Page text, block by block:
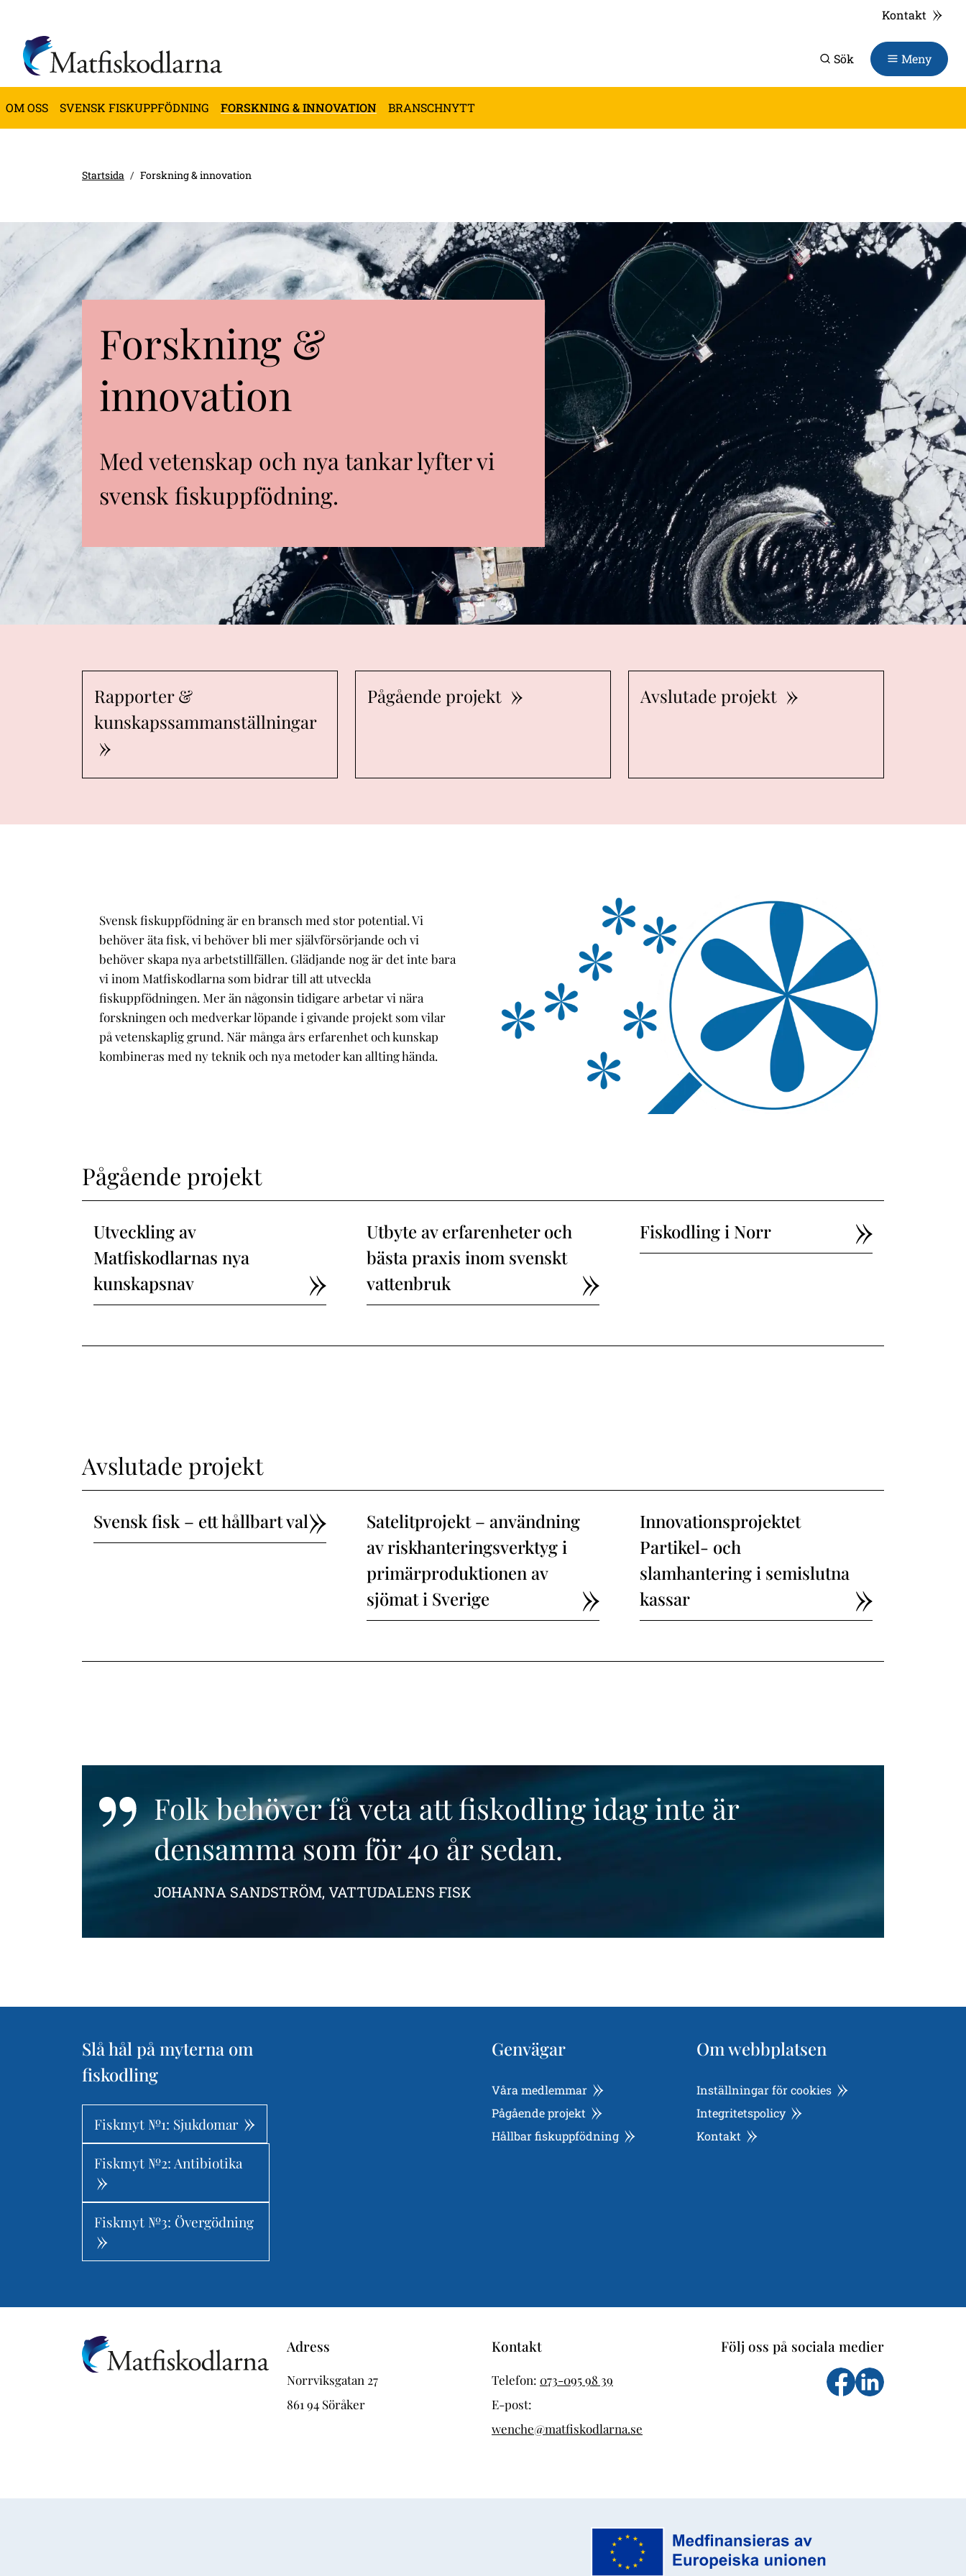
Kontakt
OM OSS SVENSK FISKUPPFÖDNING FORSKNING & INNOVATION BRANSCHNYTT
Sök Meny
Startsida Forskning & innovation
Forskning &
innovation
Med vetenskap och nya tankar lyfter vi
svensk fiskuppfödning.
Rapporter &
kunskapssammanställningar
Pågående projekt Avslutade projekt
Svensk fiskuppfödning är en bransch med stor potential. Vi
behöver äta fisk, vi behöver bli mer självförsörjande och vi
behöver skapa nya arbetstillfällen. Glädjande nog är det inte bara
vi inom Matfiskodlarna som bidrar till att utveckla
fiskuppfödningen. Mer än någonsin tidigare arbetar vi nära
forskningen och medverkar löpande i givande projekt som vilar
på vetenskaplig grund. När många års erfarenhet och kunskap
kombineras med ny teknik och nya metoder kan allting hända.
Pågående projekt
Utveckling av
Matfiskodlarnas nya
kunskapsnav
Utbyte av erfarenheter och
bästa praxis inom svenskt
vattenbruk
Fiskodling i Norr
Avslutade projekt
Svensk fisk – ett hållbart val
Satelitprojekt – användning
av riskhanteringsverktyg i
primärproduktionen av
sjömat i Sverige
Innovationsprojektet
Partikel- och
slamhantering i semislutna
kassar
Folk behöver få veta att fiskodling idag inte är
densamma som för 40 år sedan.
JOHANNA SANDSTRÖM, VATTUDALENS FISK
Slå hål på myterna om
fiskodling
Fiskmyt №1: Sjukdomar
Fiskmyt №2: Antibiotika
Fiskmyt №3: Övergödning
Genvägar
Våra medlemmar
Pågående projekt
Hållbar fiskuppfödning
Om webbplatsen
Inställningar för cookies
Integritetspolicy
Kontakt
Adress
Norrviksgatan 27
861 94 Söråker
Kontakt
Telefon: 073-095 98 39
E-post:
wenche@matfiskodlarna.se
Följ oss på sociala medier
Följ oss på facebook
Följs oss på